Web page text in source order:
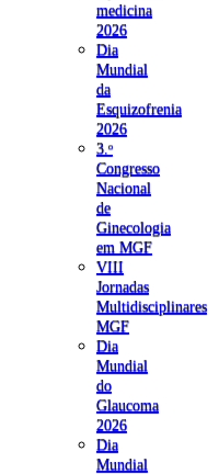
medicina
2026
Dia
Mundial
da
Esquizofrenia
2026
3.ᵒ
Congresso
Nacional
de
Ginecologia
em MGF
VIII
Jornadas
Multidisciplinares
MGF
Dia
Mundial
do
Glaucoma
2026
Dia
Mundial